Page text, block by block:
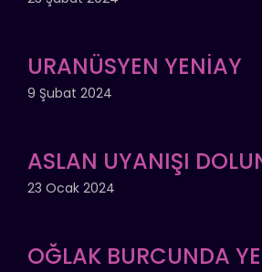
URANÜSYEN YENİAY
9 Şubat 2024
ASLAN UYANIŞI
23 Ocak 2024
OĞLAK BURCUNDA